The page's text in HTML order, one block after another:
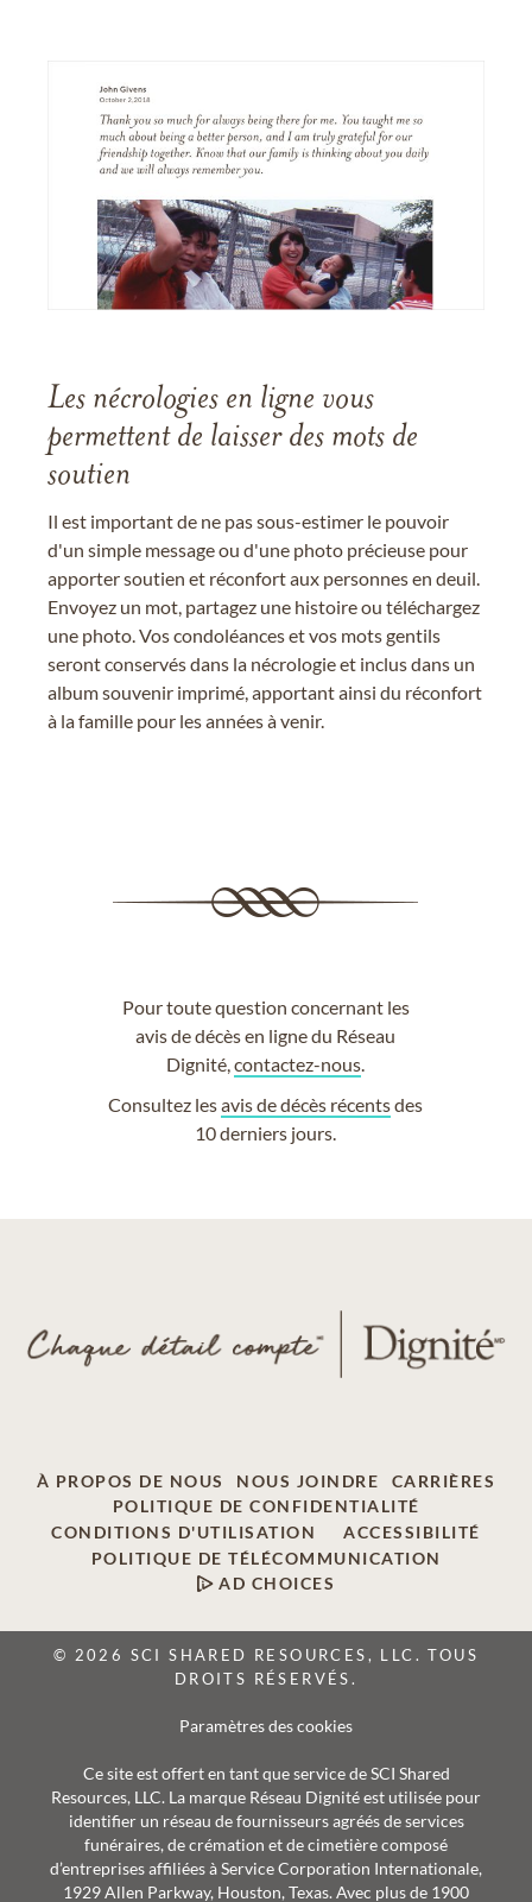
Les nécrologies en ligne vous
permettent de laisser des mots de
soutien
Il est important de ne pas sous-estimer le pouvoir
d'un simple message ou d'une photo précieuse pour
apporter soutien et réconfort aux personnes en deuil.
Envoyez un mot, partagez une histoire ou téléchargez
une photo. Vos condoléances et vos mots gentils
seront conservés dans la nécrologie et inclus dans un
album souvenir imprimé, apportant ainsi du réconfort
à la famille pour les années à venir.
Pour toute question concernant les
avis de décès en ligne du Réseau
Dignité,contactez-nous
Consultez lesavis de décès récentsdes
10 derniers jours.
À PROPOS DE NOUS NOUS JOINDRE
CARRIÈRES
POLITIQUE DE CONFIDENTIALITÉ
CONDITIONS D'UTILISATION
ACCESSIBILITÉ
POLITIQUE DE TÉLÉCOMMUNICATION
AD CHOICES
© 2026 SCI SHARED RESOURCES, LLC. TOUS
DROITS RÉSERVÉS.
Paramètres des cookies
Ce site est offert en tant que service de SCI Shared
Resources, LLC. La marque Réseau Dignité est utilisée pour
identifier un réseau de fournisseurs agréés de services
funéraires, de crémation et de cimetière composé
d’entreprises affiliées à Service Corporation Internationale,
1929 Allen Parkway, Houston, Texas. Avec plus de 1900